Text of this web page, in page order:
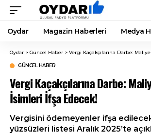
Oydar Magazin Haberleri Medya
Oydar > Güncel Haber > Vergi Kaçakçılarına Darbe: Maliye
GÜNCEL HABER
Vergi Kaçakçılarına Darbe:
İsimleri İfşa Edecek!
Vergisini ödemeyenler ifşa
yüzsüzleri listesi Aralık 2025’te